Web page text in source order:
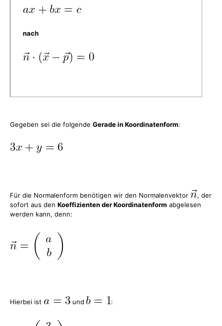
nach
Gegeben sei die folgende Gerade in Koordinatenform:
Für die Normalenform benötigen wir den Normalenvektor
, der
sofort aus den Koeffizienten der Koordinatenform abgelesen
werden kann, denn:
Hierbei ist und :